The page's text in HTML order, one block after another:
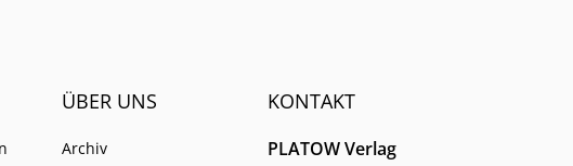
ÜBER UNS
Archiv
KONTAKT
PLATOW Verlag